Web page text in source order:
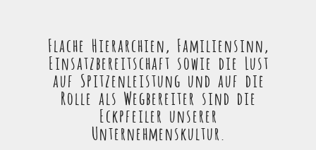
Flache Hierarchien, Familiensinn,
Einsatzbereitschaft sowie die Lust
auf Spitzenleistung und auf die
Rolle als Wegbereiter sind die
Eckpfeiler unserer
Unternehmenskultur.